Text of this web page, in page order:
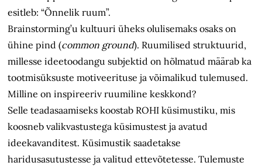
esitleb: “Õnnelik ruum”.
Brainstorming’u kultuuri üheks olulisemaks osaks on
ühine pind (common ground). Ruumilised struktuurid,
millesse ideetoodangu subjektid on hõlmatud määrab ka
tootmisüksuste motiveerituse ja võimalikud tulemused.
Milline on inspireeriv ruumiline keskkond?
Selle teadasaamiseks koostab ROHI küsimustiku, mis
koosneb valikvastustega küsimustest ja avatud
ideekavanditest. Küsimustik saadetakse
haridusasutustesse ja valitud ettevõtetesse. Tulemuste